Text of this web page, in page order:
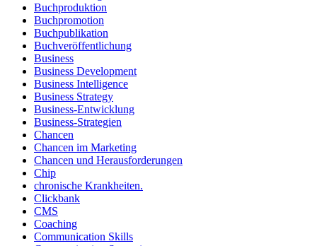
Buchproduktion
Buchpromotion
Buchpublikation
Buchveröffentlichung
Business
Business Development
Business Intelligence
Business Strategy
Business-Entwicklung
Business-Strategien
Chancen
Chancen im Marketing
Chancen und Herausforderungen
Chip
chronische Krankheiten.
Clickbank
CMS
Coaching
Communication Skills